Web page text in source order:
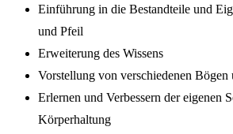
Einführung in die Bestandteile und
und Pfeil
Erweiterung des Wissens
Vorstellung von verschiedenen Bögen
Erlernen und Verbessern der eigenen
Körperhaltung